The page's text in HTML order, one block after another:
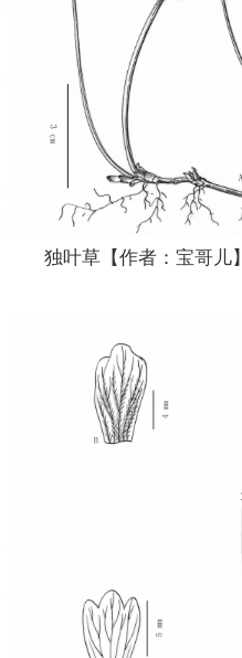
独叶草【作者：宝哥儿】